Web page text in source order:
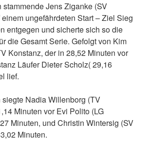
r
stammende Jens Ziganke (SV
ungefährdeten Start – Ziel Sieg
entgegen und sicherte sich so die
die Gesamt Serie. Gefolgt von Kim
Konstanz, der in 28,52 Minuten vor
Läufer Dieter Scholz( 29,16
lief.
siegte Nadia Willenborg (TV
Minuten vor Evi Polito (LG
Minuten, und Christin Wintersig (SV
Minuten.